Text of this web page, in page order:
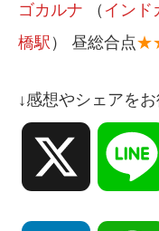
ゴカルナ （ インド
橋駅 ） 昼総合点
↓感想やシェアを